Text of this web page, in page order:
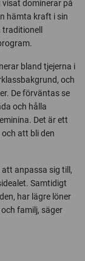
dominerar på
hämta kraft i sin
bland tjejerna i
och
De förväntas se
och hålla
Det är ett
att bli den
anpassa sig till,
Samtidigt
har lägre löner
familj, säger